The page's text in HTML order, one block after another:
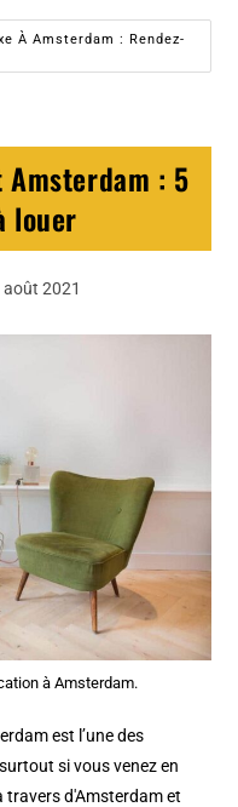
À Amsterdam : Rendez-
: 5
louer
août 2021
à Amsterdam.
est l’une des
si vous venez en
d'Amsterdam et